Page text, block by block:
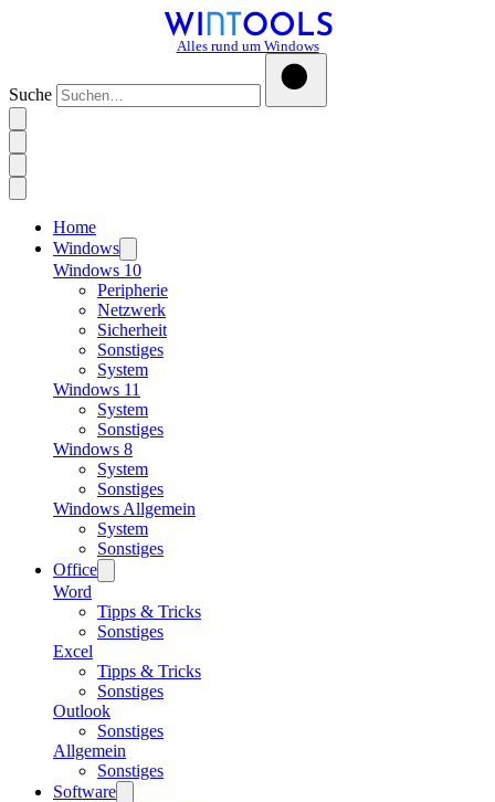
Alles rund um Windows
Suche
Home
Windows
Windows 10
Peripherie
Netzwerk
Sicherheit
Sonstiges
System
Windows 11
System
Sonstiges
Windows 8
System
Sonstiges
Windows Allgemein
System
Sonstiges
Office
Word
Tipps & Tricks
Sonstiges
Excel
Tipps & Tricks
Sonstiges
Outlook
Sonstiges
Allgemein
Sonstiges
Software